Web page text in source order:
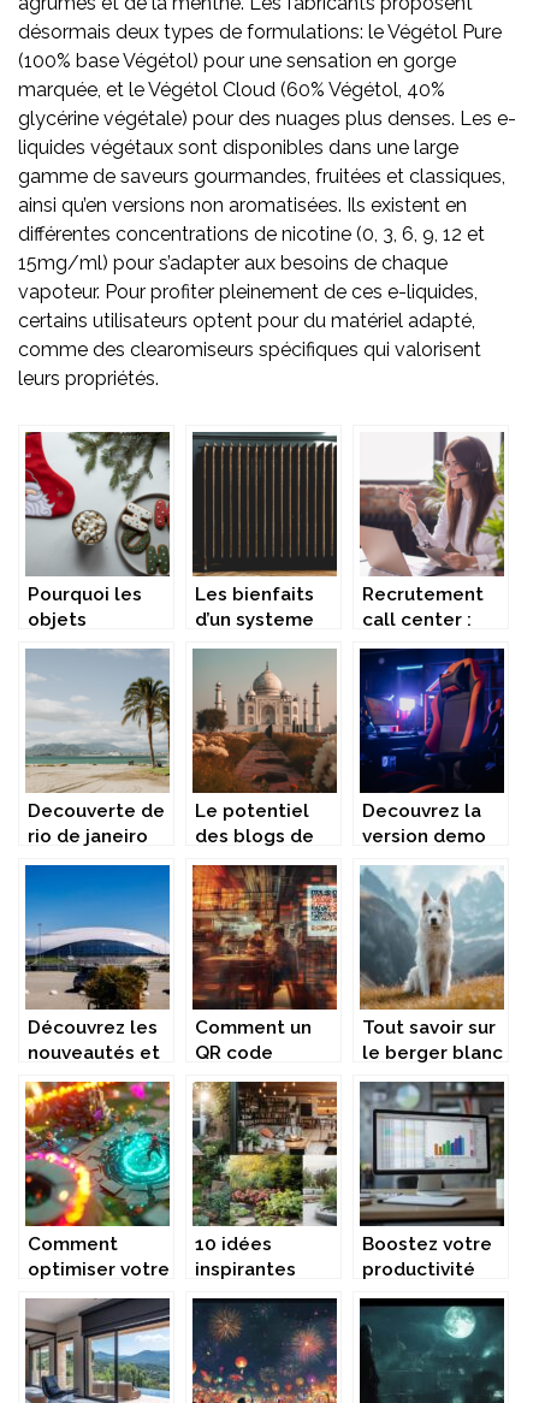
désormais deux types de formulations: le Végétol Pure
(100% base Végétol) pour une sensation en gorge
marquée, et le Végétol Cloud (60% Végétol, 40%
glycérine végétale) pour des nuages plus denses. Les e-
liquides végétaux sont disponibles dans une large
gamme de saveurs gourmandes, fruitées et classiques,
ainsi qu’en versions non aromatisées. Ils existent en
différentes concentrations de nicotine (0, 3, 6, 9, 12 et
15mg/ml) pour s’adapter aux besoins de chaque
vapoteur. Pour profiter pleinement de ces e-liquides,
certains utilisateurs optent pour du matériel adapté,
comme des clearomiseurs spécifiques qui valorisent
leurs propriétés.
Pourquoi les
objets
publicitaires et
chaussettes
personnalisees
sont-ils des
cadeaux
parfaits ?
Les bienfaits
d’un systeme
de chauffage
electrique
Recrutement
call center :
une approche
complete pour
mieux
comprendre
Decouverte de
rio de janeiro
avec un guide
francophone
Le potentiel
des blogs de
voyage
Decouvrez la
version demo
gratuite de
Penalty Shoot
Out
Découvrez les
nouveautés et
astuces sur le
parking privé
de Roissy
Comment un
QR code
interactif peut
augmenter la
visibilité de
votre
restaurant
Tout savoir sur
le berger blanc
suisse : un
compagnon
fidèle et
intelligent
Comment
optimiser votre
expérience de
jeu avec les
portails dans
Dofus
10 idées
inspirantes
pour
transformer
votre maison et
jardin
Boostez votre
productivité
avec les
raccourcis
excel
indispensables